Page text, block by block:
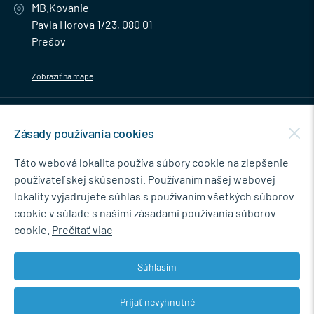
MB.Kovanie
Pavla Horova 1/23, 080 01
Prešov
Zobraziť na mape
NEWSLETTER
Súhlasím so spracovaním osobných údajov pre marketingové účely.
Zásady ochrany osobných údajov
Zásady používania cookies
Táto webová lokalita používa súbory cookie na zlepšenie
používateľskej skúsenosti. Používaním našej webovej
lokality vyjadrujete súhlas s používaním všetkých súborov
cookie v súlade s našimi zásadami používania súborov
cookie. Prečítať viac
Súhlasím
Prijať nevyhnutné